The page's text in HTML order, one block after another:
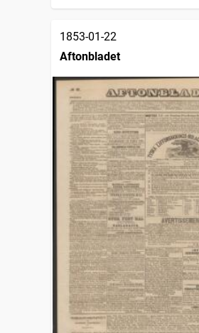
1853-01-22
Aftonbladet